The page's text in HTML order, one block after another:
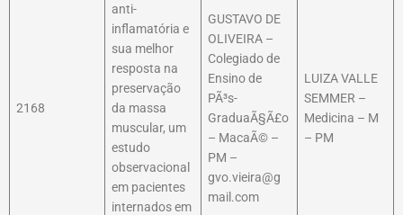
2168
anti-
inflamatória e
sua melhor
resposta na
preservação
da massa
muscular, um
estudo
observacional
em pacientes
internados em
GUSTAVO DE
OLIVEIRA –
Colegiado de
Ensino de
PÃ³s-
GraduaÃ§Ã£o
– MacaÃ© –
PM –
gvo.vieira@g
mail.com
LUIZA VALLE
SEMMER –
Medicina – M
– PM